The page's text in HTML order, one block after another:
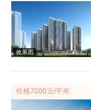
效果图
价格7000元/平米